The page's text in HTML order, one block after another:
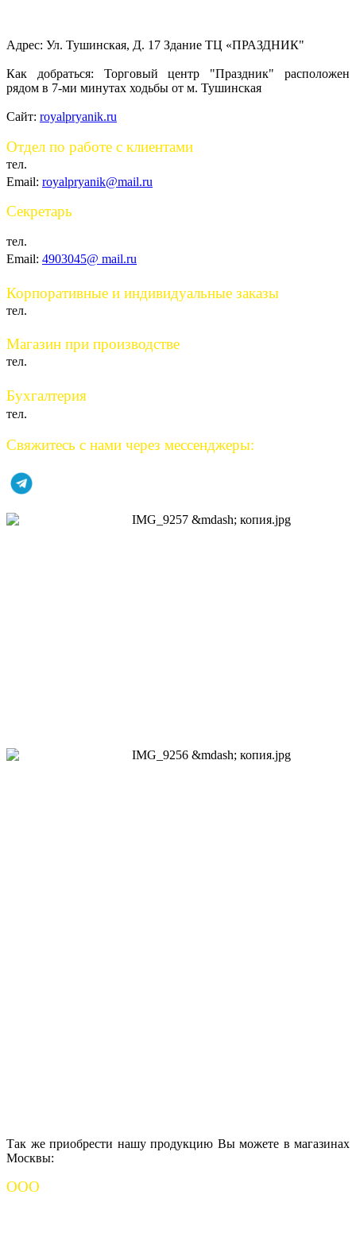
Адрес: Ул. Тушинская, Д. 17 Здание ТЦ «ПРАЗДНИК"
Как добраться: Торговый центр "Праздник" расположен
рядом в 7-ми минутах ходьбы от м. Тушинская
Сайт: royalpryanik.ru
Отдел по работе с клиентами
тел.
Email: royalpryanik@mail.ru
Секретарь
тел.
Email: 4903045@ mail.ru
Корпоративные и индивидуальные заказы
тел.
Магазин при производстве
тел.
Бухгалтерия
тел.
Свяжитесь с нами через мессенджеры:
Так же приобрести нашу продукцию Вы можете в магазинах
Москвы:
ООО